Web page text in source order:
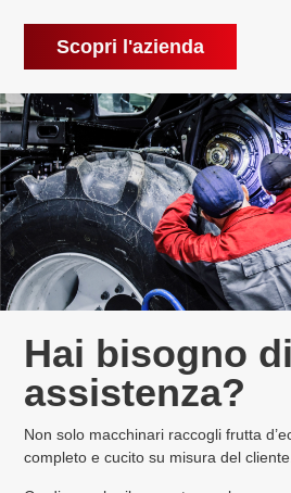
Scopri l'azienda
Hai bisogno di
assistenza?
Non solo macchinari raccogli frutta
completo e cucito su misura del